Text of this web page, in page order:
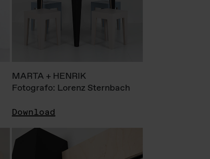
MARTA + HENRIK
Fotografo: Lorenz Sternbach
Download